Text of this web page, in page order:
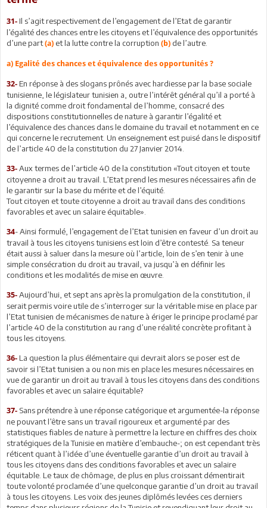
31- Il s’agit respectivement de l’engagement de l’Etat de garantir
l’égalité des chances entre les citoyens et l’équivalence des opportunités
d’une part(a) et la lutte contre la corruption (b) de l’autre.
a) Egalité des chances et équivalence des opportunités ?
32- En réponse à des slogans prônés avec hardiesse par la base sociale
tunisienne, le législateur tunisien a, outre l’intérêt général qu’il a porté à
la dignité comme droit fondamental de l’homme, consacré des
dispositions constitutionnelles de nature à garantir l’égalité et
l’équivalence des chances dans le domaine du travail et notamment en ce
qui concerne le recrutement. Un enseignement est puisé dans le dispositif
de l’article 40 de la constitution du 27 Janvier 2014.
33- Aux termes de l’article 40 de la constitution «Tout citoyen et toute
citoyenne a droit au travail. L’Etat prend les mesures nécessaires afin de
le garantir sur la base du mérite et de l’équité.
Tout citoyen et toute citoyenne a droit au travail dans des conditions
favorables et avec un salaire équitable».
34- Ainsi formulé, l’engagement de l’Etat tunisien en faveur d’un droit au
travail à tous les citoyens tunisiens est loin d’être contesté. Sa teneur
était aussi à saluer dans la mesure où l’article, loin de s’en tenir à une
simple consécration du droit au travail, va jusqu’à en définir les
conditions et les modalités de mise en œuvre.
35- Aujourd’hui, et sept ans après la promulgation de la constitution, il
serait permis voire utile de s’interroger sur la véritable mise en place par
l’Etat tunisien de mécanismes de nature à ériger le principe proclamé par
l’article 40 de la constitution au rang d’une réalité concrète profitant à
tous les citoyens.
36- La question la plus élémentaire qui devrait alors se poser est de
savoir si l’Etat tunisien a ou non mis en place les mesures nécessaires en
vue de garantir un droit au travail à tous les citoyens dans des conditions
favorables et avec un salaire équitable?
37- Sans prétendre à une réponse catégorique et argumentée-la réponse
ne pouvant l’être sans un travail rigoureux et argumenté par des
statistiques fiables de nature à permettre la lecture en chiffres des choix
stratégiques de la Tunisie en matière d’embauche-; on est cependant très
réticent quant à l’idée d’une éventuelle garantie d’un droit au travail à
tous les citoyens dans des conditions favorables et avec un salaire
équitable. Le taux de chômage, de plus en plus croissant démentirait
toute volonté proclamée d’une quelconque garantie d’un droit au travail
à tous les citoyens. Les voix des jeunes diplômés levées ces derniers